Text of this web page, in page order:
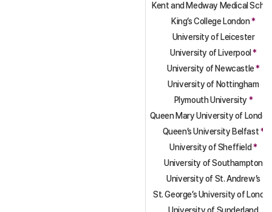
Kent and Medway Medical
King’s College London*
University of Leicester
University of Liverpool*
University of Newcastle*
University of Nottingham
Plymouth University *
Queen Mary University of
Queen’s University Belfast*
University of Sheffield *
University of Southampton
University of St. Andrew’s
St. George’s University of